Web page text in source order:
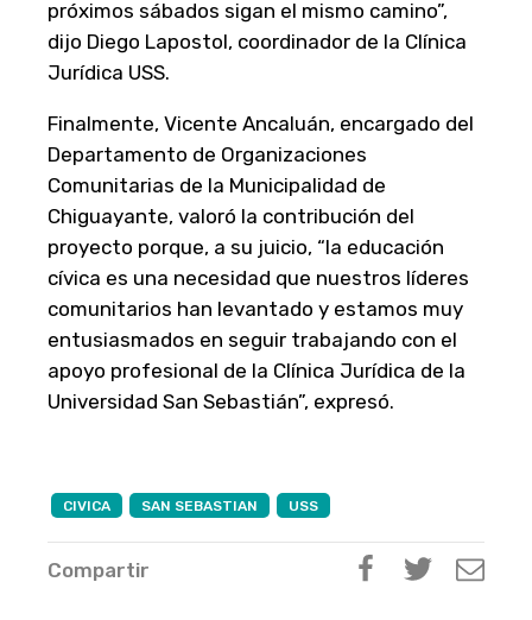
próximos sábados sigan el mismo camino”,
dijo Diego Lapostol, coordinador de la Clínica
Jurídica USS.
Finalmente, Vicente Ancaluán, encargado del
Departamento de Organizaciones
Comunitarias de la Municipalidad de
Chiguayante, valoró la contribución del
proyecto porque, a su juicio, “la educación
cívica es una necesidad que nuestros líderes
comunitarios han levantado y estamos muy
entusiasmados en seguir trabajando con el
apoyo profesional de la Clínica Jurídica de la
Universidad San Sebastián”, expresó.
CIVICA SAN SEBASTIAN USS
Compartir